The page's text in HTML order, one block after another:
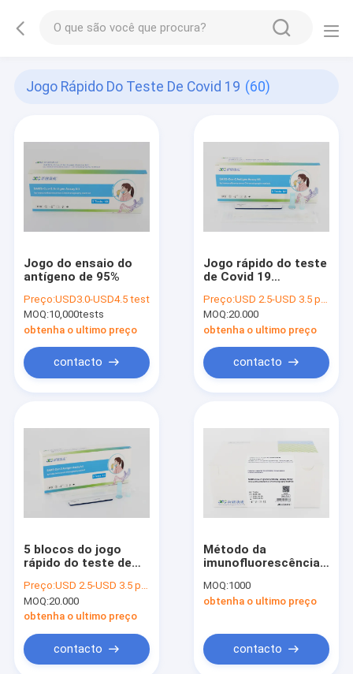
Jogo Rápido Do Teste De Covid 19 (60)
Jogo do ensaio do
antígeno de 95%
Preço:USD3.0-USD4.5 test
MOQ:10,000tests
obtenha o ultimo preço
contacto
Jogo rápido do teste
de Covid 19
Preço:USD 2.5-USD 3.5 per test
MOQ:20.000
obtenha o ultimo preço
contacto
5 blocos do jogo
rápido do teste de
Preço:USD 2.5-USD 3.5 per test
MOQ:20.000
obtenha o ultimo preço
contacto
Método da
imunofluorescência
rápido de COVID-19
Igg Igm
MOQ:1000
obtenha o ultimo preço
contacto